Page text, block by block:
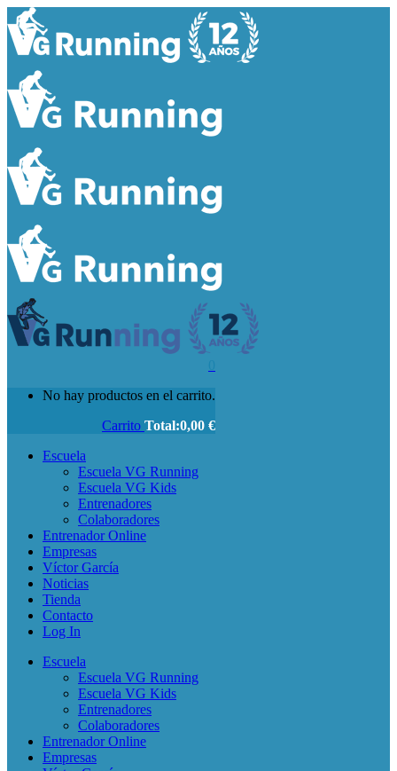
No hay productos en el carrito.
Carrito Total:0,00 €
Escuela
Escuela VG Running
Escuela VG Kids
Entrenadores
Colaboradores
Entrenador Online
Empresas
Víctor García
Noticias
Tienda
Contacto
Log In
Escuela
Escuela VG Running
Escuela VG Kids
Entrenadores
Colaboradores
Entrenador Online
Empresas